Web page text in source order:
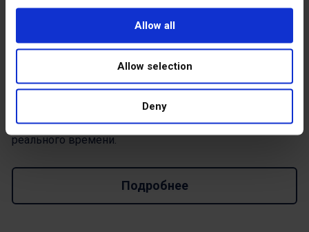
Allow all
Allow selection
Deny
расшифровывать системные сообщения, ваша
команда получает руководство к действию – от ввода
к пониманию, без лишней работы, быстрее решая
рабочих процессов. Max AI встроен непосредственно
в рабочие процессы на местах – сбор данных,
обобщение истории, объяснение проблем и
преобразование данных в решения в режиме
реального времени.
Подробнее